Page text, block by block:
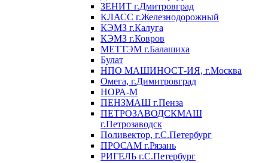
ЗЕНИТ г.Дмитровград
КЛАСС г.Железнодорожный
КЭМЗ г.Калуга
КЭМЗ г.Ковров
МЕТТЭМ г.Балашиха
Булат
НПО МАШИНОСТ-ИЯ, г.Москва
Омега, г.Димитровград
НОРА-М
ПЕНЗМАШ г.Пенза
ПЕТРОЗАВОДСКМАШ
г.Петрозаводск
Поливектор, г.С.Петербург
ПРОСАМ г.Рязань
РИГЕЛЬ г.С.Петербург